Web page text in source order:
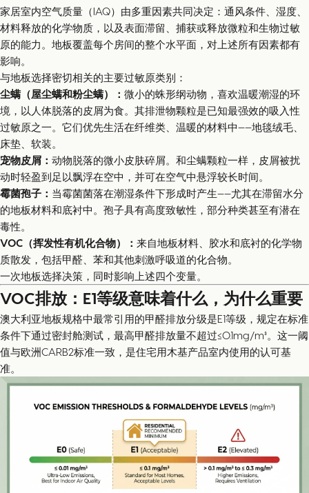
家居室内空气质量（IAQ）由多重因素共同决定：通风条件、湿度、
材料释放的化学物质，以及表面滞留、捕获或释放微粒和生物过敏
原的能力。地板覆盖每个房间的整个水平面，对上述所有因素都有
影响。
与地板选择密切相关的主要过敏原类别：
尘螨（屋尘螨和粉尘螨）： 微小的蛛形纲动物，喜欢温暖潮湿的环
境，以人体脱落的皮屑为食。其排泄物颗粒是已知最强效的吸入性
过敏原之一。它们优先生活在纤维类、温暖的材料中——地毯绒毛、
床垫、软装。
宠物皮屑： 动物脱落的微小皮肤碎屑。和尘螨颗粒一样，皮屑被扰
动时轻盈到足以飘浮在空中，并可在空气中悬浮较长时间。
霉菌孢子： 当霉菌菌落在潮湿条件下形成时产生——尤其在滞留水分
的地板材料和底衬中。孢子具有高度致敏性，部分种类甚至有潜在
毒性。
VOC（挥发性有机化合物）： 来自地板材料、胶水和底衬的化学物
质散发，包括甲醛、苯和其他刺激呼吸道的化合物。
一次地板选择决策，同时影响上述四个变量。
VOC排放：E1等级意味着什么，为什么重要
澳大利亚地板规格中最常引用的甲醛排放分级是E1等级，规定在标准
条件下通过密封舱测试，最高甲醛排放量不超过≤0.1mg/m³。这一阈
值与欧洲CARB2标准一致，是住宅用木基产品室内使用的认可基
准。